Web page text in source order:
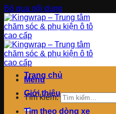
Bỏ qua nội dung
Menu
Tìm kiếm:
Trang chủ
Giới thiệu
Tìm theo dòng xe